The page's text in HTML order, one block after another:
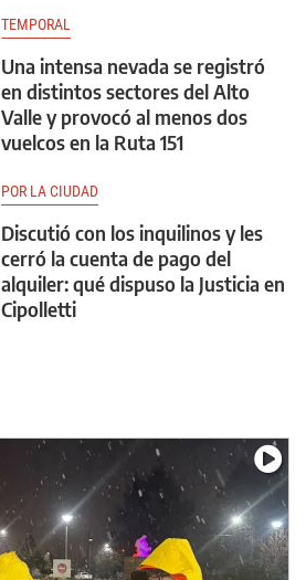
TEMPORAL
Una intensa nevada se registró
en distintos sectores del Alto
Valle y provocó al menos dos
vuelcos en la Ruta 151
POR LA CIUDAD
Discutió con los inquilinos y les
cerró la cuenta de pago del
alquiler: qué dispuso la Justicia en
Cipolletti